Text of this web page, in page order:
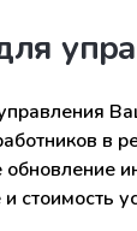
в
обновление
и стоимость